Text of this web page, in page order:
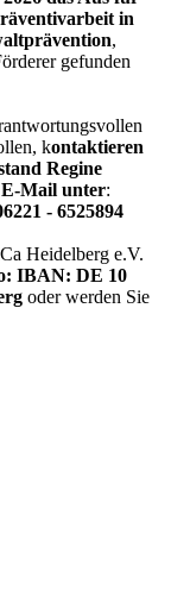
in
,
gefunden
kontaktieren
Regine
E-Mail unter:
- 6525894
Heidelberg e.V.
IBAN: DE 10
oder werden Sie